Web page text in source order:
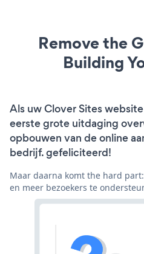
Remove the
Building
Als uw Clover Sites
eerste grote uitdaging
opbouwen van de online
bedrijf. gefeliciteerd!
Maar daarna komt the hard
en meer bezoekers te